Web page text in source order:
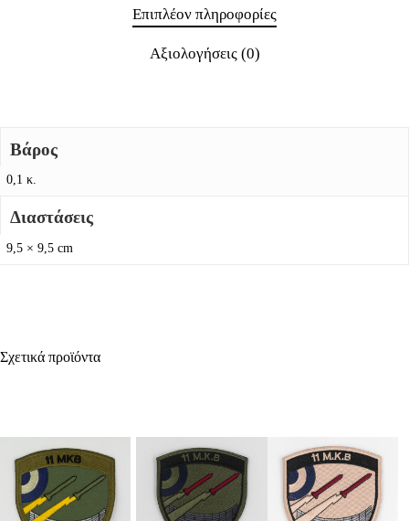
Επιπλέον πληροφορίες
Αξιολογήσεις (0)
Βάρος
0,1 κ.
Διαστάσεις
9,5 × 9,5 cm
Σχετικά προϊόντα